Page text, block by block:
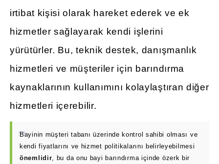
irtibat kişisi olarak hareket ederek ve ek
hizmetler sağlayarak kendi işlerini
yürütürler. Bu, teknik destek, danışmanlık
hizmetleri ve müşteriler için barındırma
kaynaklarının kullanımını kolaylaştıran diğer
hizmetleri içerebilir.
Bayinin müşteri tabanı üzerinde kontrol sahibi olması ve
kendi fiyatlarını ve hizmet politikalarını belirleyebilmesi
önemlidir , bu da onu bayi barındırma içinde özerk bir